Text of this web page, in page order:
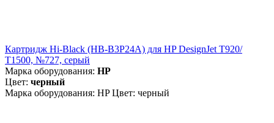
Картридж Hi-Black (HB-B3P24A) для HP DesignJet T920/
T1500, №727, серый
Марка оборудования: HP
Цвет: черный
Марка оборудования: HP Цвет: черный